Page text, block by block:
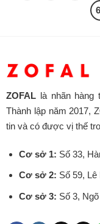
ZOFALlà nhãn hàng
Thành lập năm 2017,
tin và có được vị thế
Cơ sở 1: Số 33,
Cơ sở 2: Số 59,
Cơ sở 3: Số 3,